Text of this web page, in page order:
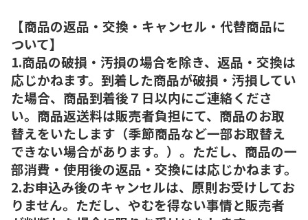
【商品の返品・交換・キャンセル・代替商品に
ついて】
1.商品の破損・汚損の場合を除き、返品・交換は
応じかねます。到着した商品が破損・汚損してい
た場合、商品到着後７日以内にご連絡くださ
い。商品返送料は販売者負担にて、商品のお取
替えをいたします（季節商品など一部お取替え
できない場合があります。）。ただし、商品の一
部消費・使用後の返品・交換には応じかねます。
2.お申込み後のキャンセルは、原則お受けしてお
りません。ただし、やむを得ない事情と販売者